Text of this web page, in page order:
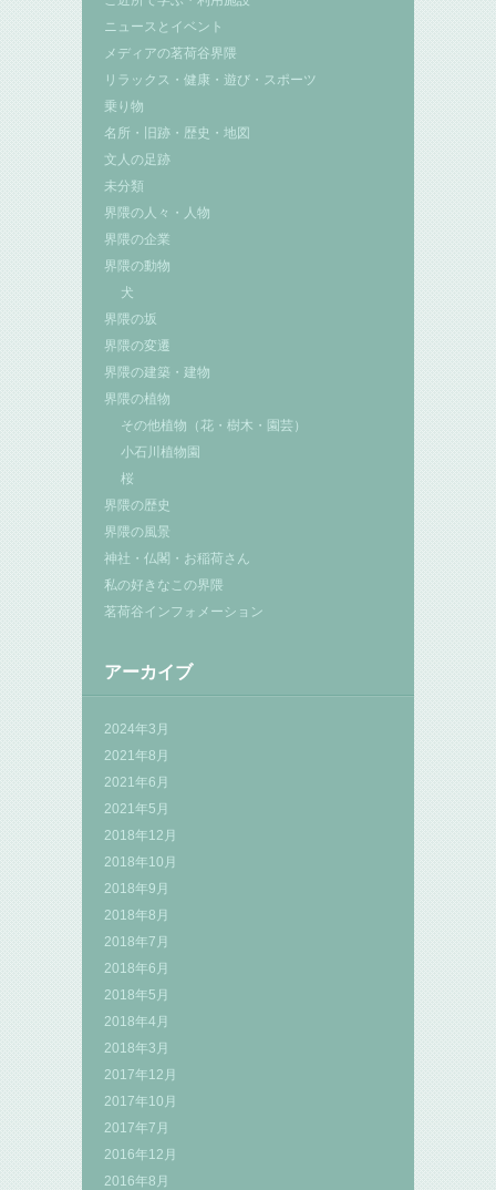
ニュースとイベント
メディアの茗荷谷界隈
リラックス・健康・遊び・スポーツ
乗り物
名所・旧跡・歴史・地図
文人の足跡
未分類
界隈の人々・人物
界隈の企業
界隈の動物
犬
界隈の坂
界隈の変遷
界隈の建築・建物
界隈の植物
その他植物（花・樹木・園芸）
小石川植物園
桜
界隈の歴史
界隈の風景
神社・仏閣・お稲荷さん
私の好きなこの界隈
茗荷谷インフォメーション
アーカイブ
2024年3月
2021年8月
2021年6月
2021年5月
2018年12月
2018年10月
2018年9月
2018年8月
2018年7月
2018年6月
2018年5月
2018年4月
2018年3月
2017年12月
2017年10月
2017年7月
2016年12月
2016年8月